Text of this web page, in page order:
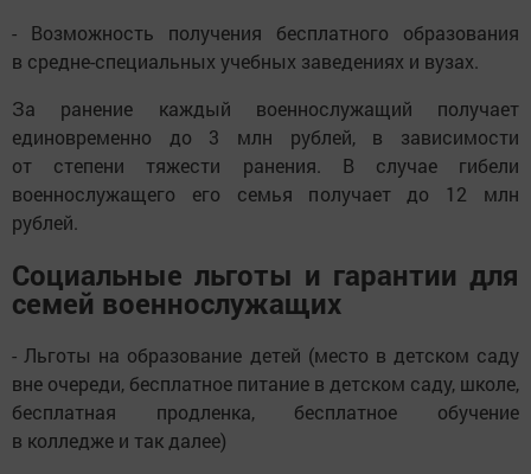
- Возможность получения бесплатного образования
в средне-специальных учебных заведениях и вузах.
За ранение каждый военнослужащий получает
единовременно до 3 млн рублей, в зависимости
от степени тяжести ранения. В случае гибели
военнослужащего его семья получает до 12 млн
рублей.
Социальные льготы и гарантии для
семей военнослужащих
- Льготы на образование детей (место в детском саду
вне очереди, бесплатное питание в детском саду, школе,
бесплатная продленка, бесплатное обучение
в колледже и так далее)